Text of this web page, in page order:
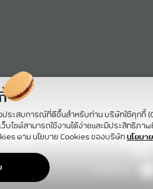
อประสบการณ์ที่ดีขึ้นสำหรับท่าน บริษัทใช้คุกกี้
บไซต์สามารถใช้งานได้ง่ายและมีประสิทธิภา
ตาม นโยบาย Cookies ของบริษัทนโยบา